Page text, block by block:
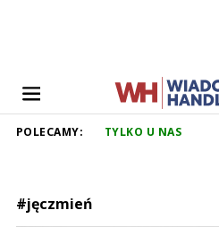
POLECAMY: TYLKO U NAS
#jęczmień